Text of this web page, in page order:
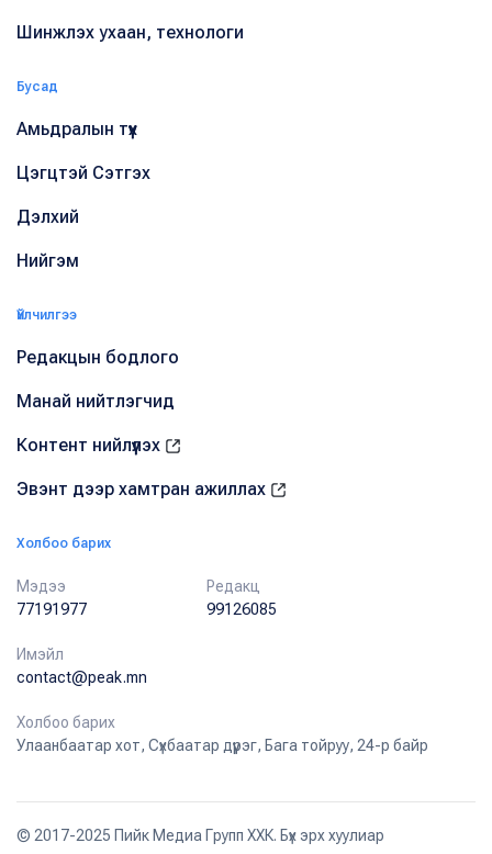
Шинжлэх ухаан, технологи
Бусад
Амьдралын түүх
Цэгцтэй Сэтгэх
Дэлхий
Нийгэм
Үйлчилгээ
Редакцын бодлого
Манай нийтлэгчид
Контент нийлүүлэх
Эвэнт дээр хамтран ажиллах
Холбоо барих
Мэдээ
77191977
Редакц
99126085
Имэйл
contact@peak.mn
Холбоо барих
Улаанбаатар хот, Сүхбаатар дүүрэг, Бага тойруу, 24-р байр
© 2017-2025 Пийк Медиа Групп ХХК. Бүх эрх хуулиар